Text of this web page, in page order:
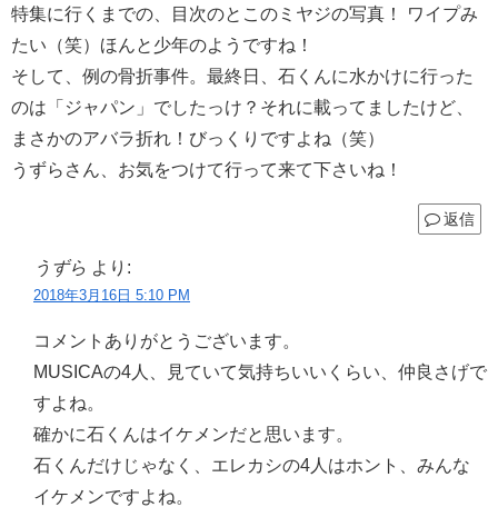
特集に行くまでの、目次のとこのミヤジの写真！ ワイプみ
たい（笑）ほんと少年のようですね！
そして、例の骨折事件。最終日、石くんに水かけに行った
のは「ジャパン」でしたっけ？それに載ってましたけど、
まさかのアバラ折れ！びっくりですよね（笑）
うずらさん、お気をつけて行って来て下さいね！
返信
うずら より:
2018年3月16日 5:10 PM
コメントありがとうございます。
MUSICAの4人、見ていて気持ちいいくらい、仲良さげで
すよね。
確かに石くんはイケメンだと思います。
石くんだけじゃなく、エレカシの4人はホント、みんな
イケメンですよね。